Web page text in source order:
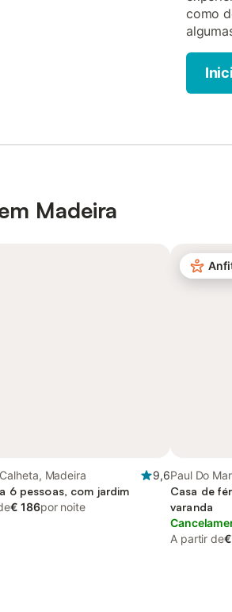
como
Madeira
Madeira
9,6
6 pessoas, com jardim
€ 186por noite
Paul Do
Casa de
varanda
A partir de